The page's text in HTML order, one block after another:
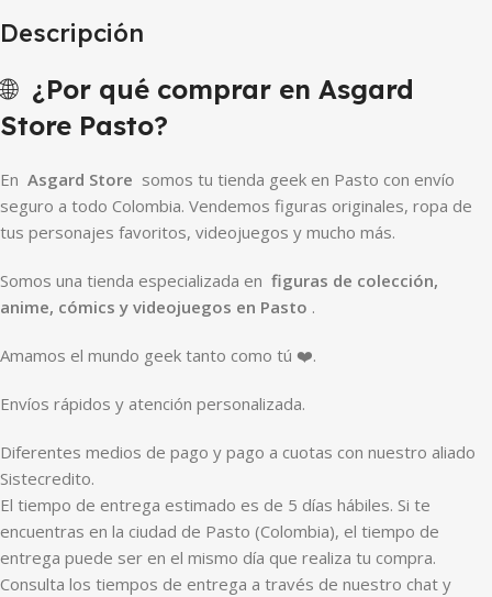
Descripción
🌐 ¿Por qué comprar en Asgard
Store Pasto?
En Asgard Store somos tu tienda geek en Pasto con envío
seguro a todo Colombia. Vendemos figuras originales, ropa de
tus personajes favoritos, videojuegos y mucho más.
Somos una tienda especializada en figuras de colección,
anime, cómics y videojuegos en Pasto .
Amamos el mundo geek tanto como tú ❤️.
Envíos rápidos y atención personalizada.
Diferentes medios de pago y pago a cuotas con nuestro aliado
Sistecredito.
El tiempo de entrega estimado es de 5 días hábiles. Si te
encuentras en la ciudad de Pasto (Colombia), el tiempo de
entrega puede ser en el mismo día que realiza tu compra.
Consulta los tiempos de entrega a través de nuestro chat y